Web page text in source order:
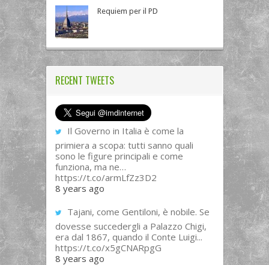
Requiem per il PD
RECENT TWEETS
Il Governo in Italia è come la
primiera a scopa: tutti sanno quali
sono le figure principali e come
funziona, ma ne…
https://t.co/armLfZz3D2
8 years ago
Tajani, come Gentiloni, è nobile. Se
dovesse succedergli a Palazzo Chigi,
era dal 1867, quando il Conte Luigi...
https://t.co/x5gCNARpgG
8 years ago